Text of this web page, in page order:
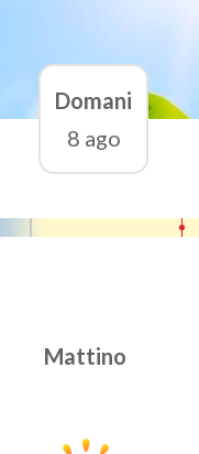
Domani
8 ago
Mattino